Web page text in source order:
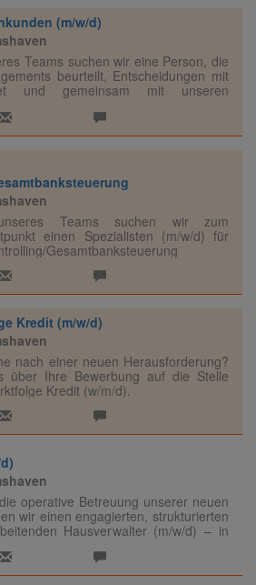
(m/w/d)
Teams suchen wir eine Person, die
beurteilt, Entscheidungen mit
und gemeinsam mit unseren
Teams suchen wir zum
einen Spezialisten (m/w/d) für
Gesamtbanksteuerung
Kredit (m/w/d)
nach einer neuen Herausforderung?
über Ihre Bewerbung auf die Stelle
Kredit (w/m/d).
operative Betreuung unserer neuen
wir einen engagierten, strukturierten
Hausverwalter (m/w/d) – in